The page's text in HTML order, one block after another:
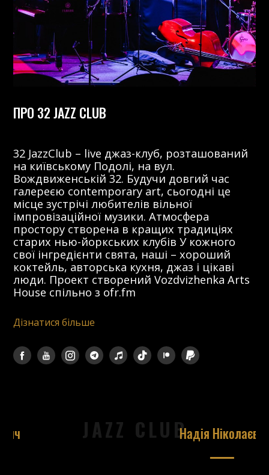
ПРО 32 JAZZ CLUB
32 JazzClub – live джаз-клуб, розташований
на київському Подолі, на вул.
Вождвиженській 32. Будучи довгий час
галереєю contemporary art, сьогодні це
місце зустрічі любителів вільної
імпровізаційної музики. Атмосфера
простору створена в кращих традиціях
старих нью-йоркських клубів У кожного
свої інгредієнти свята, наші – хороший
коктейль, авторська кухня, джаз і цікаві
люди. Проект створений Vozdvizhenka Arts
House спільно з ofr.fm
Дізнатися більше
JAZZ CLUB
Надія Ніколаєва